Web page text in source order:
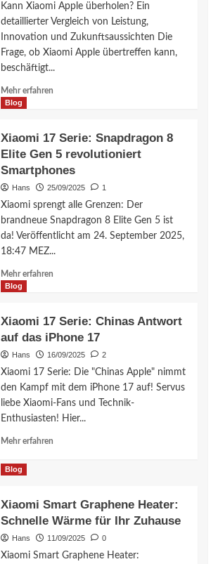
GPS
Kann Xiaomi Apple überholen? Ein
detaillierter Vergleich von Leistung,
Innovation und Zukunftsaussichten Die
Frage, ob Xiaomi Apple übertreffen kann,
beschäftigt...
Mehr erfahren
vs.
Apple:
Kann
Tech-
Giganten
wirklich
Blog
Xiaomi 17 Serie: Snapdragon 8
Elite Gen 5 revolutioniert
Smartphones
Hans 25/09/2025 1
Xiaomi sprengt alle Grenzen: Der
brandneue Snapdragon 8 Elite Gen 5 ist
da! Veröffentlicht am 24. September 2025,
18:47 MEZ...
Mehr erfahren
17
Serie:
Snapdragon
Gen
5
revolutioniert
Blog
Xiaomi 17 Serie: Chinas Antwort
auf das iPhone 17
Hans 16/09/2025 2
Xiaomi 17 Serie: Die "Chinas Apple" nimmt
den Kampf mit dem iPhone 17 auf! Servus
liebe Xiaomi-Fans und Technik-
Enthusiasten! Hier...
Mehr erfahren
Serie:
Chinas
das
Blog
Xiaomi Smart Graphene Heater:
Schnelle Wärme für Ihr Zuhause
Hans 11/09/2025 0
Xiaomi Smart Graphene Heater: